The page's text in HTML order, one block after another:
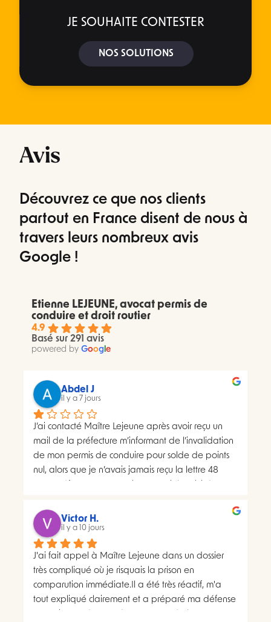
JE SOUHAITE CONTESTER
NOS SOLUTIONS
Avis
Découvrez ce que nos clients
partout en France disent de nous à
travers leurs nombreux avis
Google !
Etienne LEJEUNE, avocat permis de
conduire et droit routier
4.9
Basé sur 291 avis
powered by Goog e
Abdel J
il y a 7 jours
J’ai contacté Maître Lejeune après avoir reçu un
mail de la préfecture m’informant de l’invalidation
de mon permis de conduire pour solde de points
nul, alors que je n’avais jamais reçu la lettre 48
distributions à deux dates différentes, ce qui me
semblait présenter une anomalie nécessitant une
analyse juridique.Après avoir consulté les
nombreux avis positifs concernant Maître Lejeune,
je lui ai envoyé par courriel l’intégralité de mon
dossier. Je lui ai également demandé, à plusieurs
reprises, de m’indiquer clairement le montant de
Victor H.
il y a 10 jours
J'ai fait appel à Maître Lejeune dans un dossier
très compliqué où je risquais la prison en
comparution immédiate.Il a été très réactif, m'a
tout expliqué clairement et a préparé ma défense